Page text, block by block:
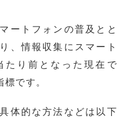
ートフォンの普及とと
、情報収集にスマート
たり前となった現在で
です。
体的な方法などは以下